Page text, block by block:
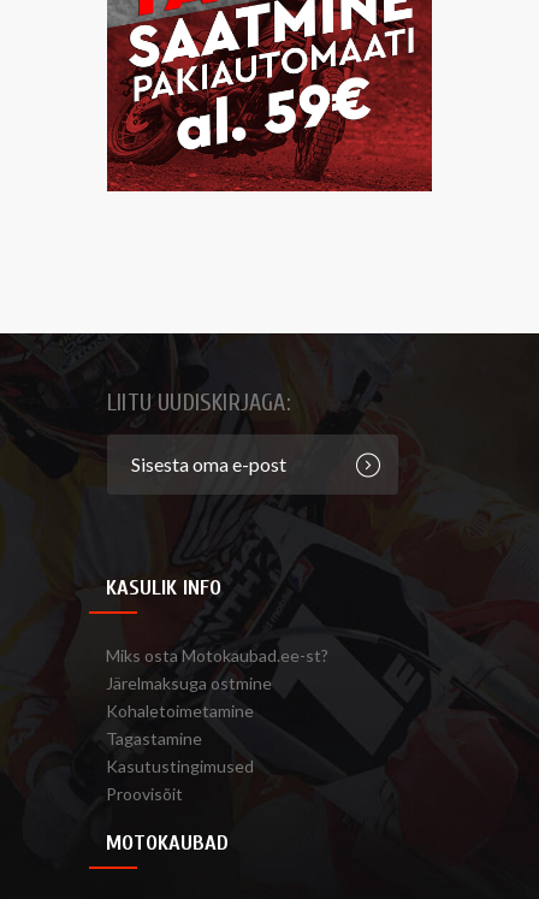
LIITU UUDISKIRJAGA:
KASULIK INFO
Miks osta Motokaubad.ee-st?
Järelmaksuga ostmine
Kohaletoimetamine
Tagastamine
Kasutustingimused
Proovisõit
MOTOKAUBAD